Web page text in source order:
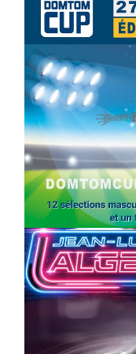
SPORT COMPÉTITIONS
Foot : la
On03/04/2026by